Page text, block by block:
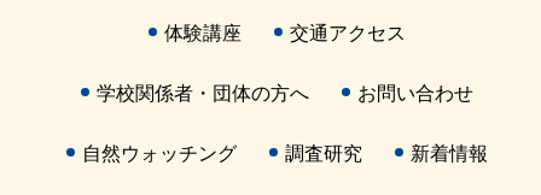
体験講座 交通アクセス
学校関係者・団体の方へ お問い合わせ
自然ウォッチング 調査研究 新着情報